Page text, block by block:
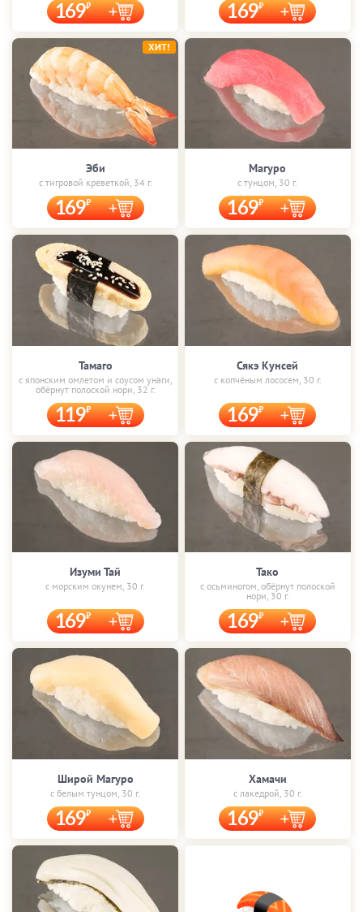
169 169
Эби
с тигровой креветкой, 34 г.
169
ХИТ!
Магуро
с тунцом, 30 г.
169
Тамаго
с японским омлетом и соусом унаги,
обёрнут полоской нори, 32 г.
119
Сякэ Кунсей
с копчёным лососем, 30 г.
169
Изуми Тай
с морским окунем, 30 г.
169
Тако
с осьминогом, обёрнут полоской
нори, 30 г.
169
Широй Магуро
с белым тунцом, 30 г.
169
Хамачи
с лакедрой, 30 г.
169